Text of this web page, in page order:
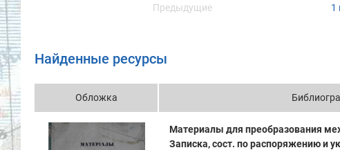
Предыдущие 1
Найденные ресурсы
Обложка
Материалы для преобразования
Записка, сост. по распоряжению и